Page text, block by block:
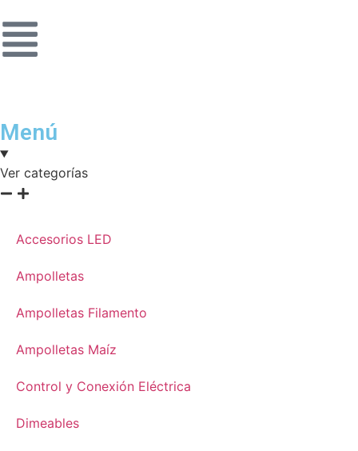
Menú
Ver categorías
Accesorios LED
Ampolletas
Ampolletas Filamento
Ampolletas Maíz
Control y Conexión Eléctrica
Dimeables